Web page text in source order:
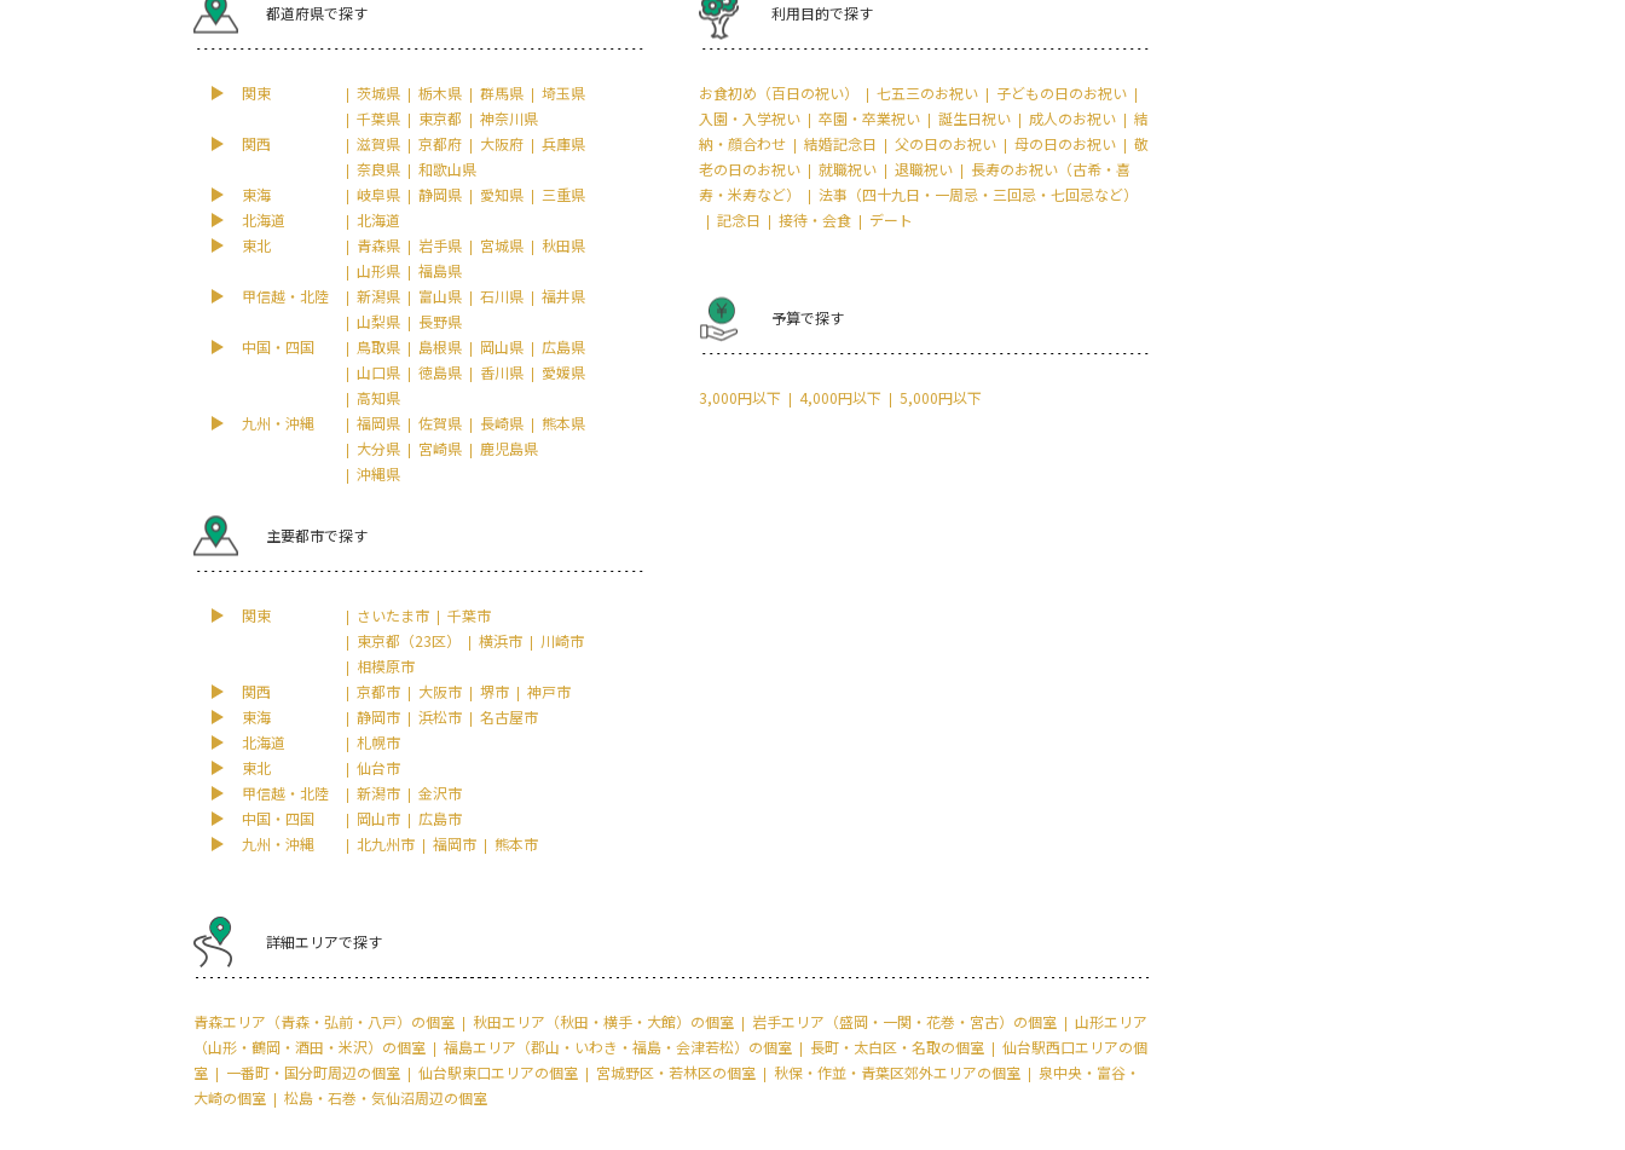
都道府県で探す
関東 茨城県 栃木県 群馬県
埼玉県
千葉県
東京都
神奈川県
関西
滋賀県 京都府 大阪府
兵庫県
奈良県
和歌山県
東海
岐阜県 静岡県 愛知県
三重県
北海道
北海道
東北
青森県 岩手県 宮城県
秋田県
山形県
福島県
甲信越・北陸
新潟県 富山県 石川県
福井県
山梨県
長野県
中国・四国
鳥取県 島根県 岡山県
広島県
山口県
徳島県 香川県
愛媛県
高知県
九州・沖縄
福岡県 佐賀県 長崎県
熊本県
大分県
宮崎県
鹿児島県
沖縄県
主要都市で探す
関東 さいたま市
千葉市
東京都（23区）
横浜市
川崎市
相模原市
関西
京都市 大阪市 堺市
神戸市
東海
静岡市 浜松市
名古屋市
北海道
札幌市
東北
仙台市
甲信越・北陸
新潟市
金沢市
中国・四国
岡山市
広島市
九州・沖縄
北九州市 福岡市 熊本市
利用目的で探す
お食初め（百日の祝い） 七五三のお祝い
子どもの日のお祝い
入園・入学祝い
卒園・卒業祝い 誕生日祝い 成人のお祝い
結
納・顔合わせ
結婚記念日 父の日のお祝い 母の日のお祝い
敬
老の日のお祝い
就職祝い 退職祝い
長寿のお祝い（古希・喜
寿・米寿など）
法事（四十九日・一周忌・三回忌・七回忌など）
記念日
接待・会食 デート
予算で探す
3,000円以下 4,000円以下 5,000円以下
詳細エリアで探す
青森エリア（青森・弘前・八戸）の個室 秋田エリア（秋田・横手・大館）の個室 岩手エリア（盛岡・一関・花巻・宮古）の個室
山形エリア
（山形・鶴岡・酒田・米沢）の個室
福島エリア（郡山・いわき・福島・会津若松）の個室 長町・太白区・名取の個室
仙台駅西口エリアの個
室
一番町・国分町周辺の個室 仙台駅東口エリアの個室 宮城野区・若林区の個室 秋保・作並・青葉区郊外エリアの個室
泉中央・富谷・
大崎の個室
松島・石巻・気仙沼周辺の個室